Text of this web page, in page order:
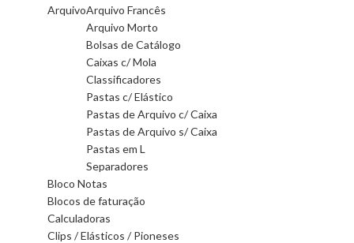
ArquivoArquivo Francês
Arquivo Morto
Bolsas de Catálogo
Caixas c/ Mola
Classificadores
Pastas c/ Elástico
Pastas de Arquivo c/ Caixa
Pastas de Arquivo s/ Caixa
Pastas em L
Separadores
Bloco Notas
Blocos de faturação
Calculadoras
Clips / Elásticos / Pioneses